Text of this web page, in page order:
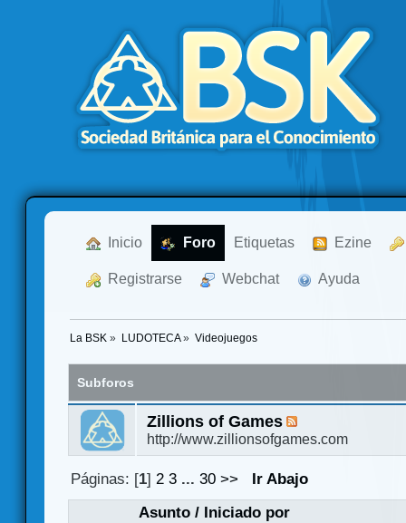
Inicio Foro Etiquetas Ezine
Registrarse Webchat Ayuda
La BSK » LUDOTECA» Videojuegos
Subforos
Zillions of Games
http://www.zillionsofgames.com
Páginas: [1]2 3 ...30 >>
Ir Abajo
Asunto/ Iniciado por